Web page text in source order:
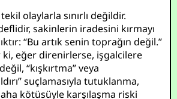
olaylarla sınırlı değildir.
sakinlerin iradesini kırmayı
“Bu artık senin toprağın değil.”
eğer direnirlerse, işgalcilere
“kışkırtma” veya
suçlamasıyla tutuklanma,
kötüsüyle karşılaşma riski